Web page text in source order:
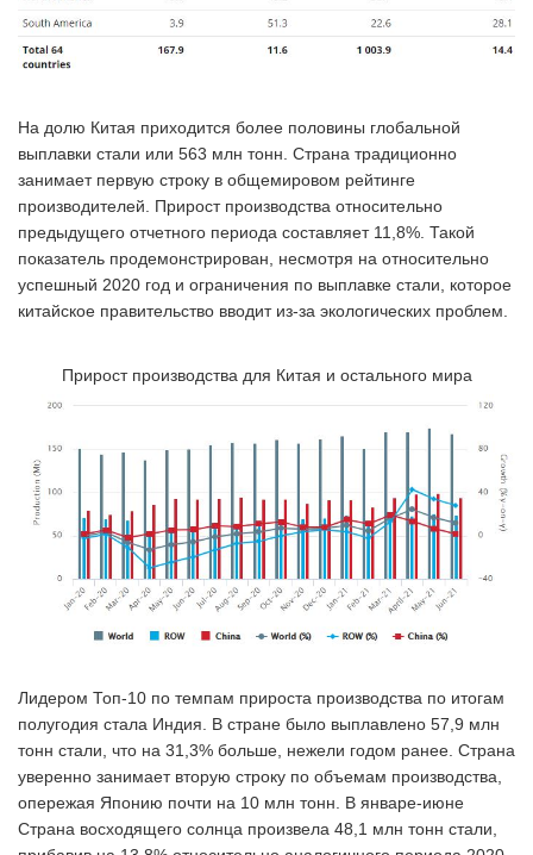
На долю Китая приходится более половины глобальной
выплавки стали или 563 млн тонн. Страна традиционно
занимает первую строку в общемировом рейтинге
производителей. Прирост производства относительно
предыдущего отчетного периода составляет 11,8%. Такой
показатель продемонстрирован, несмотря на относительно
успешный 2020 год и ограничения по выплавке стали, которое
китайское правительство вводит из-за экологических проблем.
Прирост производства для Китая и остального мира
Лидером Топ-10 по темпам прироста производства по итогам
полугодия стала Индия. В стране было выплавлено 57,9 млн
тонн стали, что на 31,3% больше, нежели годом ранее. Страна
уверенно занимает вторую строку по объемам производства,
опережая Японию почти на 10 млн тонн. В январе-июне
Страна восходящего солнца произвела 48,1 млн тонн стали,